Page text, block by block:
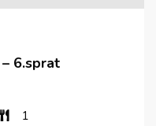
6.sprat
1